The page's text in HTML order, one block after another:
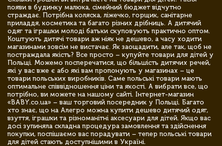
появи в будинку малюка, сімейний бюджет відчутно
страждає. Потрібна коляска, ліжечко, горщик, санітарне
приладдя, косметика та багато різних дрібниць. А дитячий
одяг та іграшки молоді батьки скуповують практично оптом.
Коштують дитячі товари аж ніяк не дешево, а часу ходити
магазинами зовсім не вистачає. Як заощадити, але так, щоб не
постраждала якість? Все просто – купуйте товари для дітей у
Польщі. Можемо посперечатися, що більшість дитячих речей,
які у вас вже є або які вам пропонують у магазинах – це
товари польських виробників. Саме польські товари мають
оптимальне співвідношення ціни та якості. А вибрати все, що
потрібно, ви можете на нашому сайті. Інтернет-магазин
«BABY.co.ua» – ваш торговий посередник у Польщі. Багато
хто знає, що на Алегро можна купити дешево дитячий одяг,
взуття, іграшки та різноманітні аксесуари для дітей. Якщо вас
досі зупиняла складна процедура замовлення та здійснення
покупки, поспішаємо вас порадувати – тепер польські товари
для дітей стають доступнішими в Україні.